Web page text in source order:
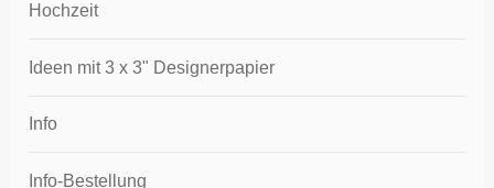
Hochzeit
Ideen mit 3 x 3" Designerpapier
Info
Info-Bestellung